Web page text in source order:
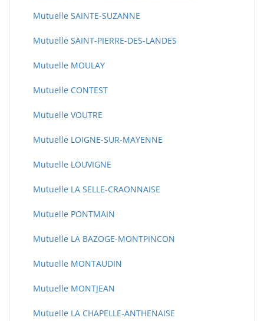
Mutuelle SAINTE-SUZANNE
Mutuelle SAINT-PIERRE-DES-LANDES
Mutuelle MOULAY
Mutuelle CONTEST
Mutuelle VOUTRE
Mutuelle LOIGNE-SUR-MAYENNE
Mutuelle LOUVIGNE
Mutuelle LA SELLE-CRAONNAISE
Mutuelle PONTMAIN
Mutuelle LA BAZOGE-MONTPINCON
Mutuelle MONTAUDIN
Mutuelle MONTJEAN
Mutuelle LA CHAPELLE-ANTHENAISE